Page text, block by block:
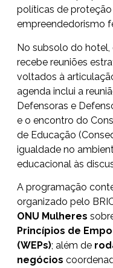
políticas de
empreendedorismo
No subsolo do hotel,
recebe reuniões
voltados à
agenda inclui a
Defensoras e
e o encontro do
de Educação
igualdade no
educacional às
A programação
organizado pelo
ONU Mulheres
Princípios de
(WEPs); além de
negócios